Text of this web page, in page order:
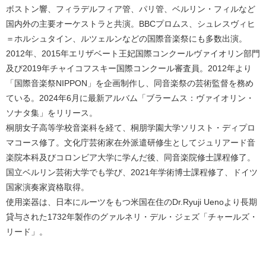
ボストン響、フィラデルフィア管、パリ管、ベルリン・フィルなど
国内外の主要オーケストラと共演。BBCプロムス、シュレスヴィヒ
＝ホルシュタイン、ルツェルンなどの国際音楽祭にも多数出演。
2012年、2015年エリザベート王妃国際コンクールヴァイオリン部門
及び2019年チャイコフスキー国際コンクール審査員。2012年より
「国際音楽祭NIPPON」を企画制作し、同音楽祭の芸術監督を務め
ている。2024年6月に最新アルバム「ブラームス：ヴァイオリン・
ソナタ集」をリリース。
桐朋女子高等学校音楽科を経て、桐朋学園大学ソリスト・ディプロ
マコース修了。文化庁芸術家在外派遣研修生としてジュリアード音
楽院本科及びコロンビア大学に学んだ後、同音楽院修士課程修了。
国立ベルリン芸術大学でも学び、2021年学術博士課程修了、ドイツ
国家演奏家資格取得。
使用楽器は、日本にルーツをもつ米国在住のDr.Ryuji Uenoより長期
貸与された1732年製作のグァルネリ・デル・ジェズ「チャールズ・
リード」。